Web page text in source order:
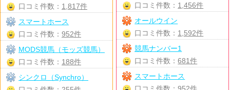
口コミ件数： 1,456件
オールウイン
口コミ件数： 1,592件
競馬ナンバー1
口コミ件数：681件
スマートホース
口コミ件数： 1,817件
スマートホース
口コミ件数： 952件
MODS競馬（モッズ競馬）
口コミ件数： 188件
シンクロ（Synchro）